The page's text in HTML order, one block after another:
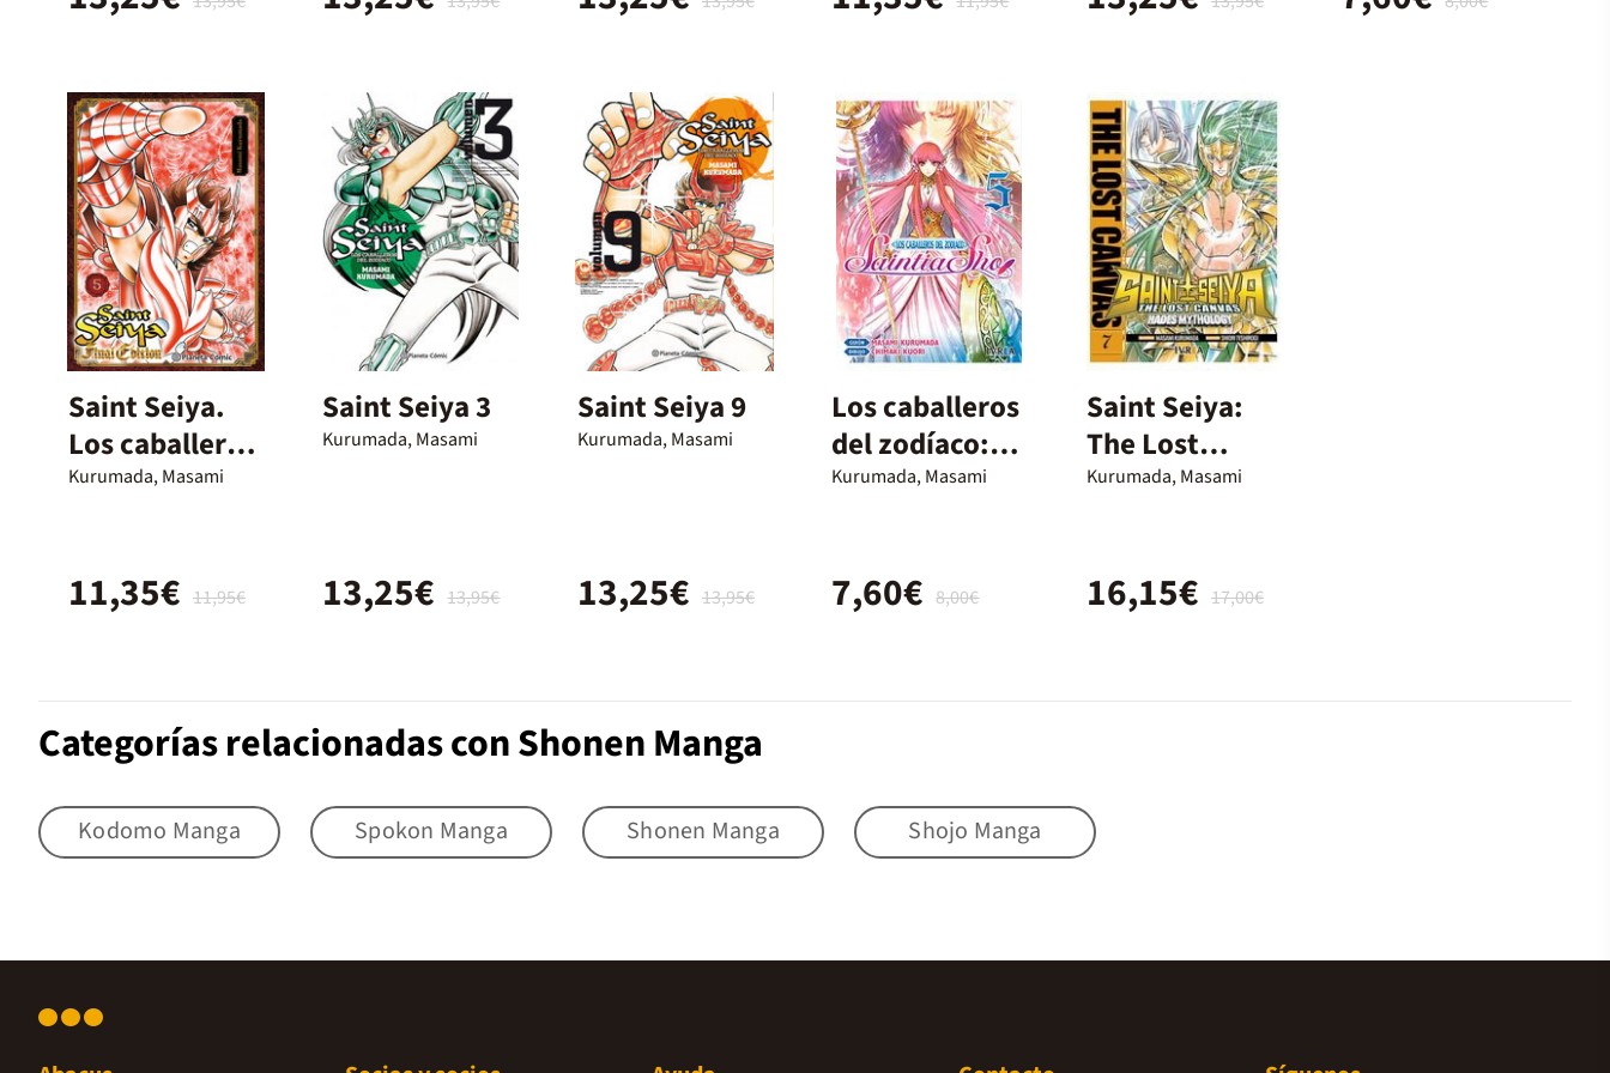
Saint Seiya.
Los caballeros
del Zodíaco
Kurumada, Masami
11,95€
11,35€
Saint Seiya 3
Kurumada, Masami
13,95€
13,25€
Saint Seiya 9
Kurumada, Masami
13,95€
13,25€
Los caballeros
del zodíaco:
saintia sho 5
Kurumada, Masami
8,00€
7,60€
Saint Seiya:
The Lost
Canvas 07
Kurumada, Masami
17,00€
16,15€
Categorías relacionadas con Shonen Manga
Kodomo Manga Spokon Manga Shonen Manga Shojo Manga